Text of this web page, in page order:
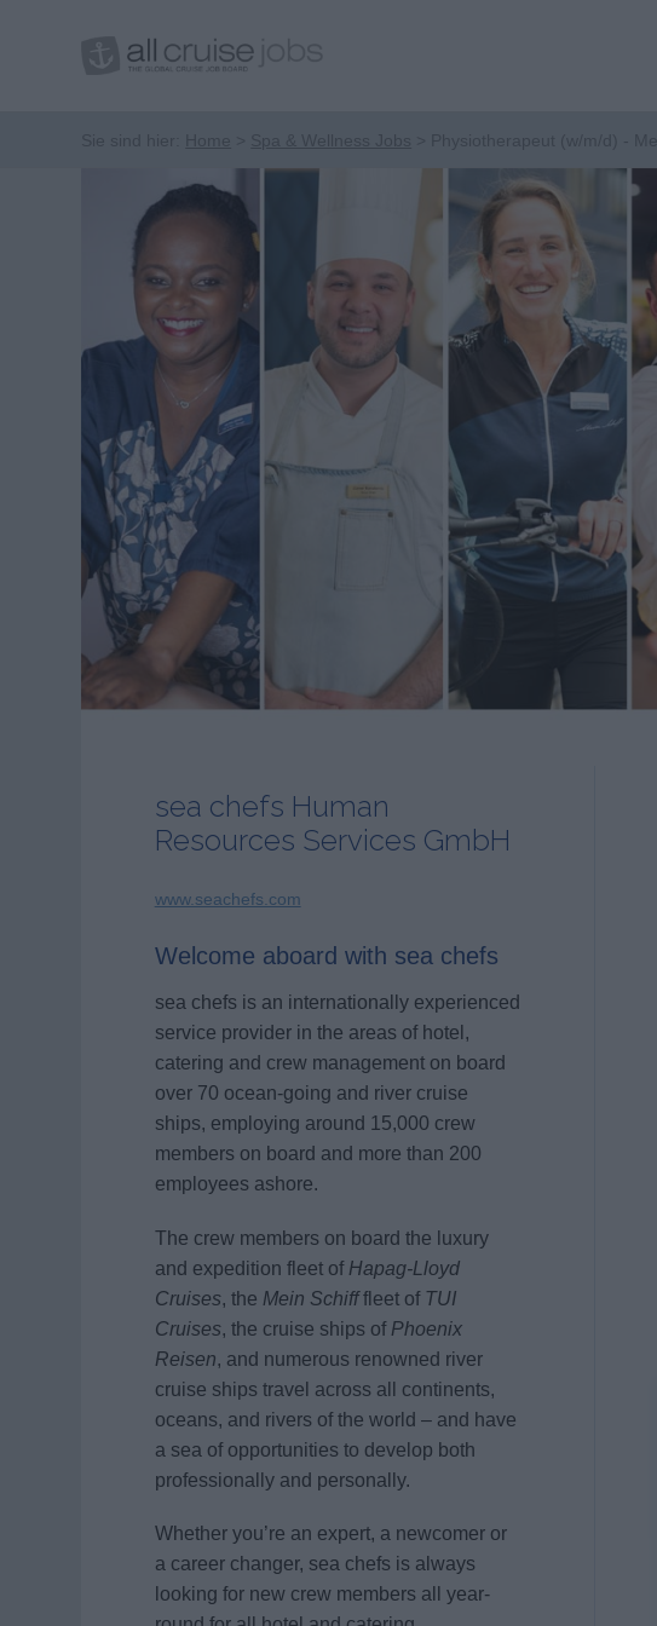
sea chefs Human
Resources Services GmbH
www.seachefs.com
Welcome aboard with sea chefs
sea chefs is an internationally experienced
service provider in the areas of hotel,
catering and crew management on board
over 70 ocean-going and river cruise
ships, employing around 15,000 crew
members on board and more than 200
employees ashore.
The crew members on board the luxury
and expedition fleet of Hapag-Lloyd
Cruises, the Mein Schifffleet of TUI
Cruises, the cruise ships of Phoenix
Reisen, and numerous renowned river
cruise ships travel across all continents,
oceans, and rivers of the world – and have
a sea of opportunities to develop both
professionally and personally.
Whether you’re an expert, a newcomer or
a career changer, sea chefs is always
looking for new crew members all year-